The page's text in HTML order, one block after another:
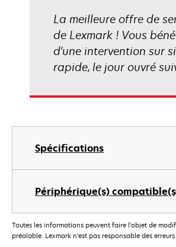
Spécifications
Périphérique(s)
La meilleure offre de
de Lexmark ! Vous
d'une intervention sur
rapide, le jour ouvré
Toutes les informations peuvent faire l'objet de
préalable. Lexmark n'est pas responsable des